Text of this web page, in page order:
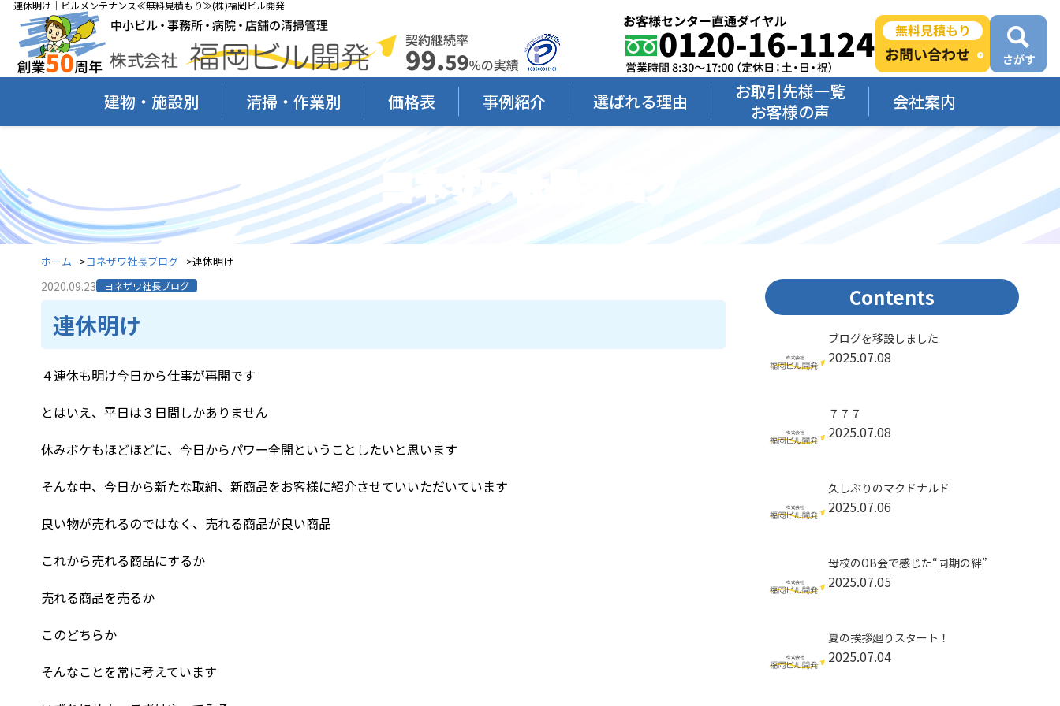
連休明け｜ビルメンテナンス≪無料見積もり≫(株)福岡ビル開発
建物・施設別 清掃・作業別 価格表 事例紹介 選ばれる理由
お取引先様一覧
お客様の声
会社案内
ヨネザワ社長ブログ
ホーム ヨネザワ社長ブログ 連休明け
2020.09.23 ヨネザワ社長ブログ
連休明け
４連休も明け今日から仕事が再開です
とはいえ、平日は３日間しかありません
休みボケもほどほどに、今日からパワー全開ということしたいと思います
そんな中、今日から新たな取組、新商品をお客様に紹介させていいただいています
良い物が売れるのではなく、売れる商品が良い商品
これから売れる商品にするか
売れる商品を売るか
このどちらか
そんなことを常に考えています
Contents
ブログを移設しました
2025.07.08
７７７
2025.07.08
久しぶりのマクドナルド
2025.07.06
母校のOB会で感じた“同期の絆”
2025.07.05
夏の挨拶廻りスタート！
2025.07.04